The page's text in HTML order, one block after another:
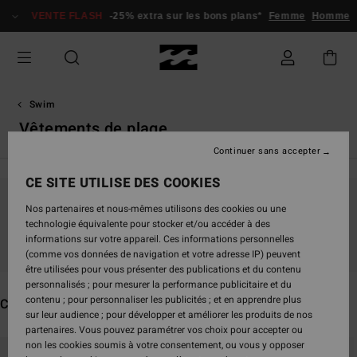
sélection
produits
VENTE FLASH -25% extra sur les bons plans* Femme Homme
Swim
Vêtements de plage
Ne partez pas trop loin, nos produits seront
bientôt de retour
Ces produits pourraient vous plaire
Passer
CE SITE UTILISE DES COOKIES
Nos partenaires et nous-mêmes utilisons des cookies ou une
technologie équivalente pour stocker et/ou accéder à des
informations sur votre appareil. Ces informations personnelles
(comme vos données de navigation et votre adresse IP) peuvent
être utilisées pour vous présenter des publications et du contenu
personnalisés ; pour mesurer la performance publicitaire et du
contenu ; pour personnaliser les publicités ; et en apprendre plus
sur leur audience ; pour développer et améliorer les produits de nos
partenaires. Vous pouvez paramétrer vos choix pour accepter ou
non les cookies soumis à votre consentement, ou vous y opposer
Continuer sans accepter